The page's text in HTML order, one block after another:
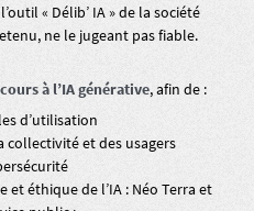
« Délib’ IA » de la société
ne le jugeant pas fiable.
à l’IA générative, afin de :
d’utilisation
collectivité et des usagers
et éthique de l’IA : Néo Terra et